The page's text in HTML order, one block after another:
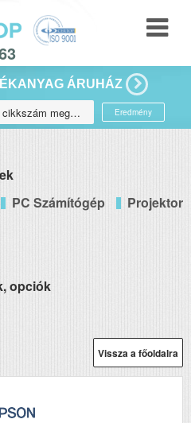
ÁRUHÁZ
Eredmény
PC Számítógép
Projektor
opciók
Vissza a főoldalra